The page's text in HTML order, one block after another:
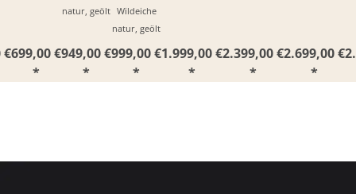
€699,00 €
*
natur, geölt
949,00 €
*
Wildeiche
natur, geölt
999,00 €
*
1.999,00 €
*
2.399,00 €
*
2.699,00 €
*